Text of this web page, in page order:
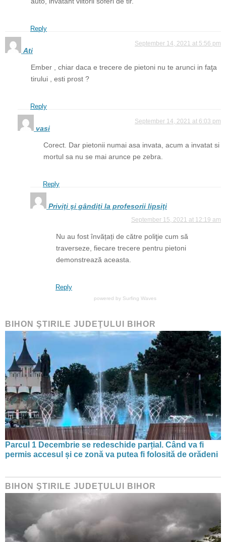
Reply
Ati
September 14, 2021 at 5:56 pm
Ember , chiar daca e trecere de pietoni nu te arunci in faţa
tirului , esti prost ?
Reply
vasi
September 14, 2021 at 6:03 pm
Corect. Dar pietonii numai asa invata, acum a invatat si
mortul sa nu se mai arunce pe zebra.
Reply
Priviţi şi gândiţi la profesorii lipsiţi
September 15, 2021 at 12:19 am
Nu au fost învățați de către poliţie cum să
traverseze, fiecare trecere pentru pietoni
demonstrează aceasta.
Reply
powered by Surfing Waves
BIHON ŞTIRILE JUDEŢULUI BIHOR
Parcul 1 Decembrie se redeschide parțial. Când va fi
permis accesul și ce zonă va putea fi folosită de orădeni
BIHON ŞTIRILE JUDEŢULUI BIHOR